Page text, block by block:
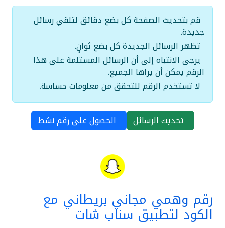
قم بتحديث الصفحة كل بضع دقائق لتلقي رسائل
جديدة.
تظهر الرسائل الجديدة كل بضع ثوانٍ.
يرجى الانتباه إلى أن الرسائل المستلمة على هذا
الرقم يمكن أن يراها الجميع.
لا تستخدم الرقم للتحقق من معلومات حساسة.
تحديث الرسائل الحصول على رقم نشط
رقم وهمي مجاني بريطاني مع
الكود لتطبيق سناب شات